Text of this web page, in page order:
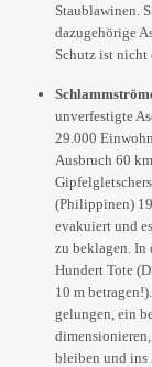
Staublawinen.
dazugehörige
Schutz ist nicht
unverfestigte
29.000
Ausbruch 60
(Philippinen)
evakuiert und
zu beklagen. In
Hundert Tote
10 m
gelungen, ein
bleiben und ins